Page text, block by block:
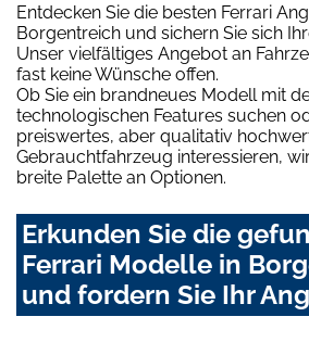
Entdecken Sie die besten Ferrari
Borgentreich und sichern Sie sich
Unser vielfältiges Angebot an
fast keine Wünsche offen.
Ob Sie ein brandneues Modell mit
technologischen Features suchen
preiswertes, aber qualitativ
Gebrauchtfahrzeug interessieren,
breite Palette an Optionen.
Erkunden Sie die
Ferrari Modelle in
und fordern Sie Ihr